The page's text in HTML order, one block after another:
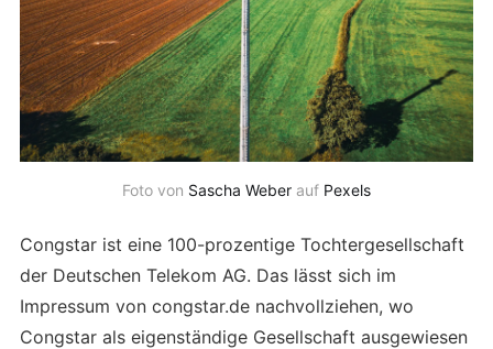
Foto von Sascha Weber auf Pexels
Congstar ist eine 100-prozentige Tochtergesellschaft
der Deutschen Telekom AG. Das lässt sich im
Impressum von congstar.de nachvollziehen, wo
Congstar als eigenständige Gesellschaft ausgewiesen